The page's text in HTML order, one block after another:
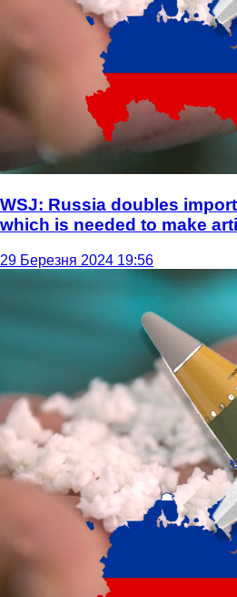
WSJ: Russia doubles
which is needed to make
29 Березня 2024 19:56